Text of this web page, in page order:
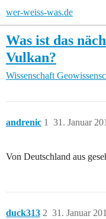
wer-weiss-was.de
Was ist das
Vulkan?
Wissenschaft
andrenic 31. Januar
1
Von Deutschland aus
duck313 31. Januar
2